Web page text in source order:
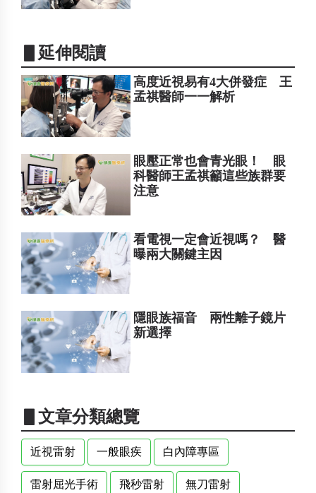
▋延伸閱讀
高度近視易有4大併發症 王
孟祺醫師一一解析
眼壓正常也會青光眼！ 眼
科醫師王孟祺籲這些族群要
注意
看電視一定會近視嗎？ 醫
曝兩大關鍵主因
隱眼族福音 兩性離子鏡片
新選擇
▋文章分類總覽
近視雷射 一般眼疾 白內障專區
雷射屈光手術 飛秒雷射 無刀雷射